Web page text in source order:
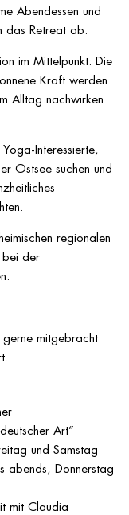
Abendessen und
das Retreat ab.
im Mittelpunkt: Die
Kraft werden
Alltag nachwirken
Interessierte,
Ostsee suchen und
regionalen
bei der
mitgebracht
Art“
und Samstag
abends, Donnerstag
mit Claudia